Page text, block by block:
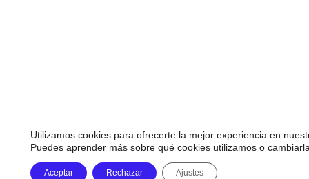
Utilizamos cookies para ofrecerte la mejor experiencia en
Puedes aprender más sobre qué cookies utilizamos o
Aceptar Rechazar Ajustes